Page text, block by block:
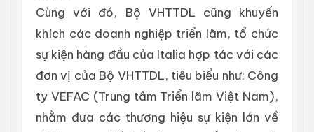
Cùng với đó, Bộ VHTTDL cũng khuyến
khích các doanh nghiệp triển lãm, tổ chức
sự kiện hàng đầu của Italia hợp tác với các
đơn vị của Bộ VHTTDL, tiêu biểu như: Công
ty VEFAC (Trung tâm Triển lãm Việt Nam),
nhằm đưa các thương hiệu sự kiện lớn về